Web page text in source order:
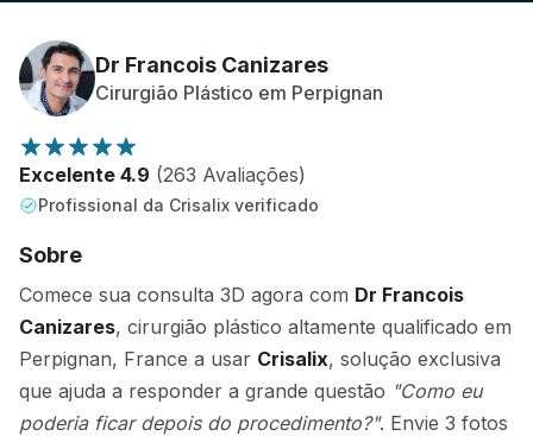
Avaliações dos pacientes
Dr Francois Canizares
Cirurgião Plástico em Perpignan
Excelente 4.9 (263 Avaliações)
Profissional da Crisalix verificado
Sobre
Comece sua consulta 3D agora com Dr Francois
Canizares, cirurgião plástico altamente qualificado em
Perpignan, France a usar Crisalix, solução exclusiva
que ajuda a responder a grande questão "Como eu
poderia ficar depois do procedimento?". Envie 3 fotos